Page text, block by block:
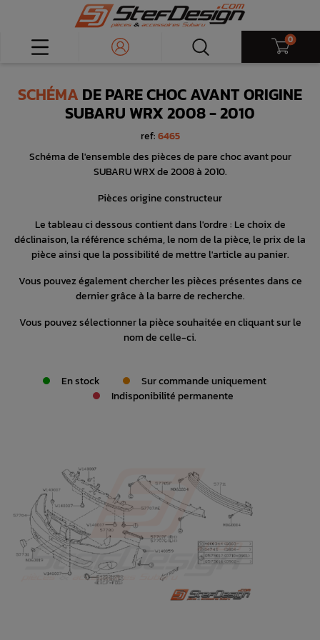
0
SCHÉMA DE PARE CHOC AVANT ORIGINE
SUBARU WRX 2008 - 2010
ref:6465
Schéma de l'ensemble des pièces de pare choc avant pour
SUBARU WRX de 2008 à 2010.
Pièces origine constructeur
Le tableau ci dessous contient dans l'ordre : Le choix de
déclinaison, la référence schéma, le nom de la pièce, le prix de la
pièce ainsi que la possibilité de mettre l'article au panier.
Vous pouvez également chercher les pièces présentes dans ce
dernier grâce à la barre de recherche.
Vous pouvez sélectionner la pièce souhaitée en cliquant sur le
nom de celle-ci.
En stock
Sur commande uniquement
Indisponibilité permanente